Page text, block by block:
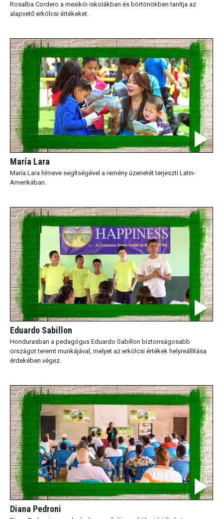
Rosalba Cordero a mexikói iskolákban és börtönökben tanítja az
alapvető erkölcsi értékeket.
María Lara
María Lara hírneve segítségével a remény üzenetét terjeszti Latin-
Amerikában.
Eduardo Sabillon
Hondurasban a pedagógus Eduardo Sabillon biztonságosabb
országot teremt munkájával, melyet az erkölcsi értékek helyreállítása
érdekében végez.
Diana Pedroni